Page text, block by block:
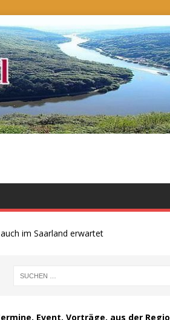
im Saarland erwartet
Event, Vorträge, aus der